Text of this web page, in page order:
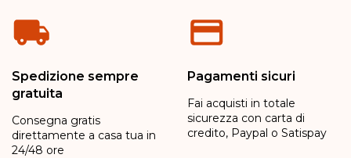
Spedizione sempre
gratuita
Consegna gratis
direttamente a casa tua in
24/48 ore
Pagamenti sicuri
Fai acquisti in totale
sicurezza con carta di
credito, Paypal o Satispay